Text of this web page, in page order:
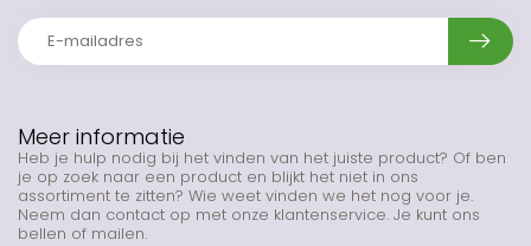
Meer informatie
Heb je hulp nodig bij het vinden van het juiste product? Of ben
je op zoek naar een product en blijkt het niet in ons
assortiment te zitten? Wie weet vinden we het nog voor je.
Neem dan contact op met onze klantenservice. Je kunt ons
bellen of mailen.